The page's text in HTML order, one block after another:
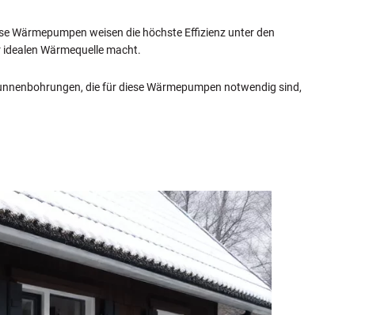
Wärmepumpen weisen die höchste Effizienz unter den
Wärmequelle macht.
die für diese Wärmepumpen notwendig sind,